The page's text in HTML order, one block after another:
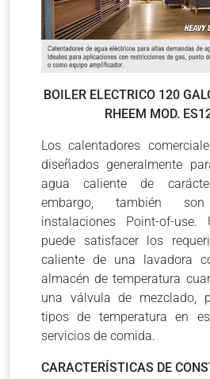
BOILER ELECTRICO 120
RHEEM MOD.
Los calentadores
diseñados generalmente
agua caliente de
embargo, también
instalaciones Point-of-
puede satisfacer los
caliente de una lavadora
almacén de temperatura
una válvula de mezclado,
tipos de temperatura en
servicios de comida.
CARACTERÍSTICAS DE